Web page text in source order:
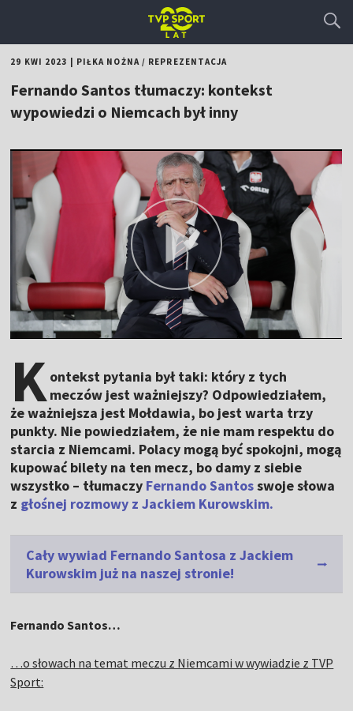
29 KWI 2023 PIŁKA NOŻNA/ REPREZENTACJA
Fernando Santos tłumaczy: kontekst
wypowiedzi o Niemcach był inny
Kontekst pytania był taki: który z tych
meczów jest ważniejszy? Odpowiedziałem,
że ważniejsza jest Mołdawia, bo jest warta trzy
punkty. Nie powiedziałem, że nie mam respektu do
starcia z Niemcami. Polacy mogą być spokojni, mogą
kupować bilety na ten mecz, bo damy z siebie
wszystko – tłumaczy Fernando Santosswoje słowa
z głośnej rozmowy z Jackiem Kurowskim.
Cały wywiad Fernando Santosa z Jackiem
Kurowskim już na naszej stronie!
Fernando Santos…
…o słowach na temat meczu z Niemcami w wywiadzie z TVP
Sport: